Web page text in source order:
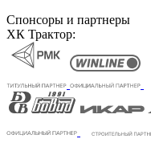
Спонсоры и партнеры
ХК Трактор: